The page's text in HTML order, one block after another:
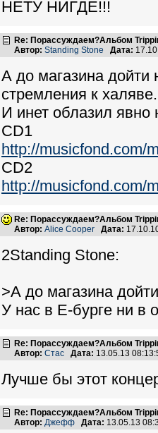
НЕТУ НИГДЕ!!!
Re: Порассуждаем?Альбом
Автор: Standing Stone Дата:
А до магазина дойти
стремления к халяве.
И инет облазил явно
CD1
http://musicfond.com/
CD2
http://musicfond.com/
Re: Порассуждаем?Альбом
Автор: Alice Cooper Дата:
2Standing Stone:
>А до магазина
У нас в Е-бурге ни в
Re: Порассуждаем?Альбом
Автор: Стас Дата: 13.05.13
Лучше бы этот
Re: Порассуждаем?Альбом
Автор: Джефф Дата: 13.05.13